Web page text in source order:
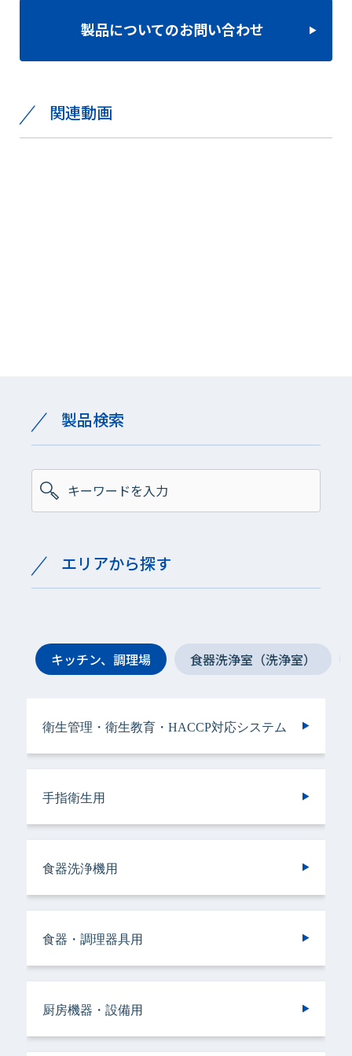
製品についてのお問い合わせ
関連動画
製品検索
エリアから探す
キッチン、調理場 食器洗浄室（洗浄室）
衛生管理・衛生教育・HACCP対応システム
手指衛生用
食器洗浄機用
食器・調理器具用
厨房機器・設備用
手指衛生用
食器洗浄機用
手指衛生用
トイレ用
衛生管理・衛生教育・HACCP対応システム
手指衛生用
施設用
手指衛生用
施設用
トイレ用
ヘアケア＆ボディケア用
バスルーム用
ヘアケア＆ボディケア用
バスルーム用
衣類用
手指衛生用
食器・調理器具用
厨房機器・設備用
調理サポート用
衣類用
手指衛生用
トイレ用
ング用
ドライクリーニング用
リネンサプライ用
手指衛生用
トイレ用
ング用
ドライクリーニング用
リネンサプライ用